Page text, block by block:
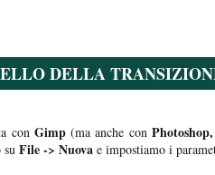
DELLA
conGimp(ma anche con
su File -> Nuova e impostiamo i